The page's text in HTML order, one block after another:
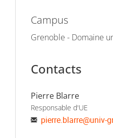
Campus
Grenoble - Domaine
Contacts
Pierre Blarre
Responsable d'UE
pierre.blarre@univ-